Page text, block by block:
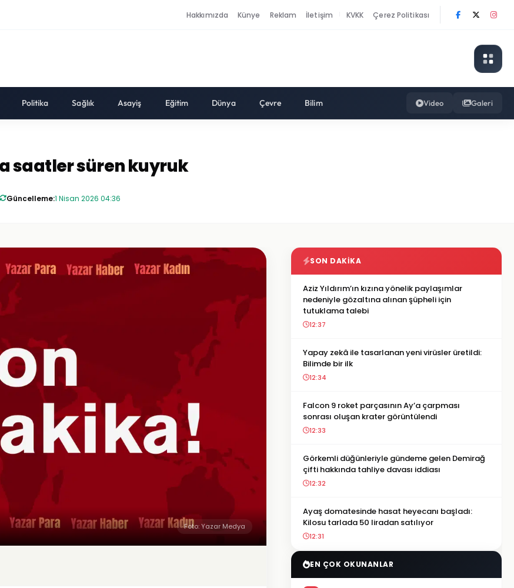
Hakkımızda Künye Reklam İletişim KVKK Çerez Politikası
Politika Sağlık Asayiş Eğitim Dünya Çevre Bilim Video Galeri
saatler süren kuyruk
Güncelleme:1 Nisan 2026 04:36
Foto: Yazar Medya
SON DAKIKA
Aziz Yıldırım’ın kızına yönelik paylaşımlar
nedeniyle gözaltına alınan şüpheli için
tutuklama talebi
12:37
Yapay zekâ ile tasarlanan yeni virüsler üretildi:
Bilimde bir ilk
12:34
Falcon 9 roket parçasının Ay’a çarpması
sonrası oluşan krater görüntülendi
12:33
Görkemli düğünleriyle gündeme gelen Demirağ
çifti hakkında tahliye davası iddiası
12:32
Ayaş domatesinde hasat heyecanı başladı:
Kilosu tarlada 50 liradan satılıyor
12:31
EN ÇOK OKUNANLAR